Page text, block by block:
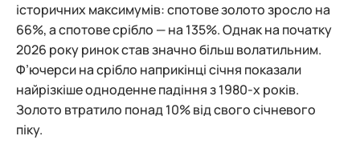
історичних максимумів: спотове золото зросло на
66%, а спотове срібло — на 135%. Однак на початку
2026 року ринок став значно більш волатильним.
Ф’ючерси на срібло наприкінці січня показали
найрізкіше одноденне падіння з 1980-х років.
Золото втратило понад 10% від свого січневого
піку.